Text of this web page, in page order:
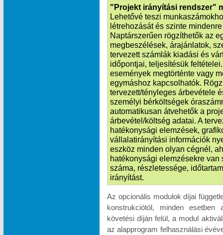
"Projekt irányítási rendszer"
Lehetővé teszi
létrehozását és szinte
Naptárszerűen rögzíthetők az
megbeszélések, árajánlatok,
tervezett számlák kiadási és
időpontjai, teljesítésük
események megtörténte vagy
egymáshoz kapcsolhatók.
tervezett/tényleges árbevétele
személyi bérköltségek
automatikusan átvehetők a
árbevétel/költség adatai. A
hatékonysági elemzések,
vállalatirányítási információk
eszköz minden olyan cégnél,
hatékonysági elemzésekre van
száma, részletessége,
irányítást.
Az opcionális modulok díjai
konstrukciótól, minden
követési díján felül, a modul
az alapprogram felhasználási